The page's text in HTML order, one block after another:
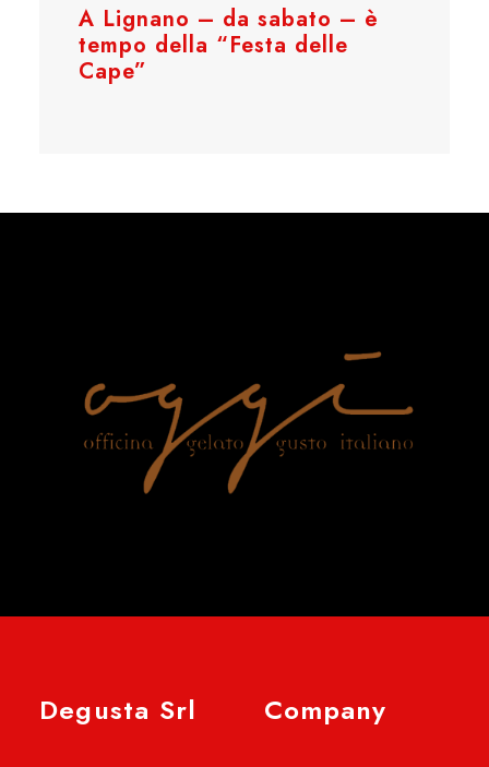
A Lignano – da sabato – è
tempo della “Festa delle
Cape”
Degusta Srl Company